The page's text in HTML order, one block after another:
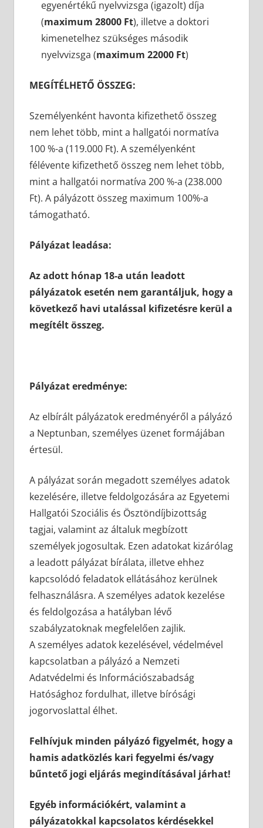
egyenértékű nyelvvizsga (igazolt) díja
(maximum 28000 Ft), illetve a doktori
kimenetelhez szükséges második
nyelvvizsga (maximum 22000 Ft)
MEGÍTÉLHETŐ ÖSSZEG:
Személyenként havonta kifizethető összeg
nem lehet több, mint a hallgatói normatíva
100 %-a (119.000 Ft). A személyenként
félévente kifizethető összeg nem lehet több,
mint a hallgatói normatíva 200 %-a (238.000
Ft). A pályázott összeg maximum 100%-a
támogatható.
Pályázat leadása:
Az adott hónap 18-a után leadott
pályázatok esetén nem garantáljuk, hogy a
következő havi utalással kifizetésre kerül a
megítélt összeg.
Pályázat eredménye:
Az elbírált pályázatok eredményéről a pályázó
a Neptunban, személyes üzenet formájában
értesül.
A pályázat során megadott személyes adatok
kezelésére, illetve feldolgozására az Egyetemi
Hallgatói Szociális és Ösztöndíjbizottság
tagjai, valamint az általuk megbízott
személyek jogosultak. Ezen adatokat kizárólag
a leadott pályázat bírálata, illetve ehhez
kapcsolódó feladatok ellátásához kerülnek
felhasználásra. A személyes adatok kezelése
és feldolgozása a hatályban lévő
szabályzatoknak megfelelően zajlik.
A személyes adatok kezelésével, védelmével
kapcsolatban a pályázó a Nemzeti
Adatvédelmi és Információszabadság
Hatósághoz fordulhat, illetve bírósági
jogorvoslattal élhet.
Felhívjuk minden pályázó figyelmét, hogy a
hamis adatközlés kari fegyelmi és/vagy
bűntető jogi eljárás megindításával járhat!
Egyéb információkért, valamint a
pályázatokkal kapcsolatos kérdésekkel